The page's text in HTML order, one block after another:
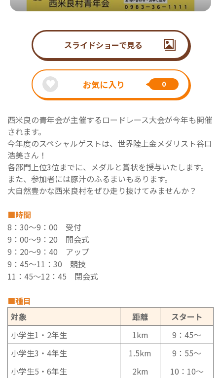
スライドショーで見る
お気に入り 0
西米良の青年会が主催するロードレース大会が今年も開催
されます。
今年度のスペシャルゲストは、世界陸上金メダリスト谷口
浩美さん！
各部門上位3位までに、メダルと賞状を授与いたします。
また、参加者には豚汁のふるまいもあります。
大自然豊かな西米良村をぜひ走り抜けてみませんか？
■時間
8：30～9：00 受付
9：00～9：20 開会式
9：20～9：40 アップ
9：45～11：30 競技
11：45～12：45 閉会式
■種目
対象
距離
スタート
小学生1・2年生
1km
9：45～
小学生3・4年生
1.5km
9：55～
小学生5・6年生
2km
10：10～